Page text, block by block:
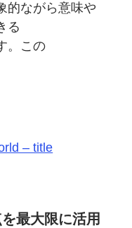
的ながら意味や
る
この
– title
最大限に活用